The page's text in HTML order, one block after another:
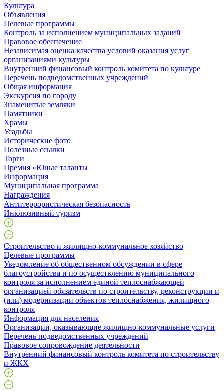
Культура
Объявления
Целевые программы
Контроль за исполнением муниципальных заданий
Правовое обеспечение
Независимая оценка качества условий оказания услуг
организациями культуры
Внутренний финансовый контроль комитета по культуре
Перечень подведомственных учреждений
Общая информация
Экскурсия по городу
Знаменитые земляки
Памятники
Храмы
Усадьбы
Исторические фото
Полезные ссылки
Торги
Премия «Юные таланты
Информация
Муниципальная программа
Награждения
Антитеррористическая безопасность
Инклюзивный туризм
Строительство и жилищно-коммунальное хозяйство
Целевые программы
Уведомление об общественном обсуждении в сфере
благоустройства и по осуществлению муниципального
контроля за исполнением единой теплоснабжающей
организацией обязательств по строительству, реконструкции и
(или) модернизации объектов теплоснабжения, жилищного
контроля
Информация для населения
Организации, оказывающие жилищно-коммунальные услуги
Перечень подведомственных учреждений
Правовое сопровождение деятельности
Внутренний финансовый контроль комитета по строительству
и ЖКХ